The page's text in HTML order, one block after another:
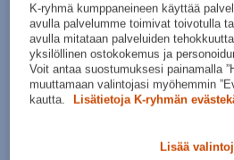
Valikoimassamme ei ole tällä hetkellä
kannattaa pitää sivua silmällä - niin
ostoksille kun varastoomme saapuu
Budget Sportin laadukkaasta
urheiluvaatteet, kengät ja tarvikkeet
lisää tietoa tuotteiden ominaisuuksista
K-ryhmä kumppaneineen käyttää
avulla palvelumme toimivat toivotulla
avulla mitataan palveluiden
yksilöllinen ostokokemus ja
Voit antaa suostumuksesi painamalla
muuttamaan valintojasi myöhemmin
kautta.
Lisätietoja K-ryhmän
Lisää